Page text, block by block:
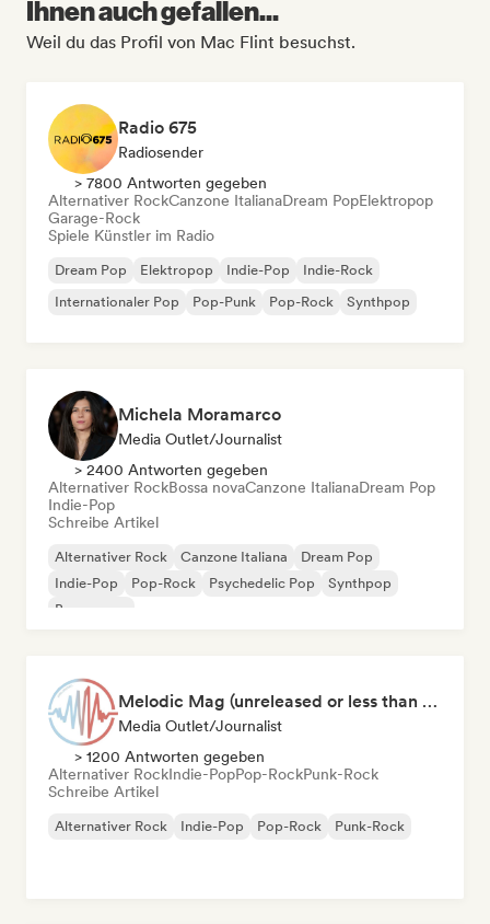
Ihnen auch gefallen...
Weil du das Profil von Mac Flint besuchst.
Radio 675
Radiosender
> 7800 Antworten gegeben
Alternativer RockCanzone ItalianaDream PopElektropop
Garage-Rock
Spiele Künstler im Radio
Dream Pop Elektropop Indie-Pop
Indie-Rock
Internationaler Pop
Pop-Punk Pop-Rock Synthpop
Michela Moramarco
Media Outlet/Journalist
> 2400 Antworten gegeben
Alternativer RockBossa novaCanzone ItalianaDream Pop
Indie-Pop
Schreibe Artikel
Alternativer Rock Canzone Italiana
Dream Pop
Indie-Pop
Pop-Rock Psychedelic Pop
Synthpop
Bossa nova
Melodic Mag (unreleased or less than 2 weeks since release)
Media Outlet/Journalist
> 1200 Antworten gegeben
Alternativer RockIndie-PopPop-RockPunk-Rock
Schreibe Artikel
Alternativer Rock Indie-Pop Pop-Rock Punk-Rock